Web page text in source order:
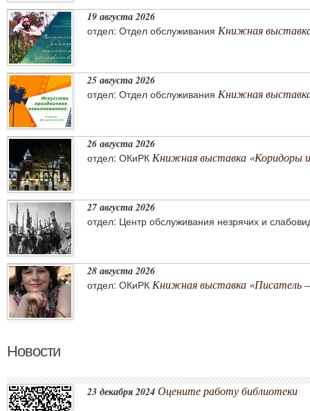
19 августа 2026
отдел: Отдел обслуживания Книжная
25 августа 2026
отдел: Отдел обслуживания Книжная
26 августа 2026
отдел: ОКиРК Книжная выставка «Коридоры
27 августа 2026
отдел: Центр обслуживания незрячих и
28 августа 2026
отдел: ОКиРК Книжная выставка «Писатель
Новости
23 декабря 2024 Оцените работу библиотеки